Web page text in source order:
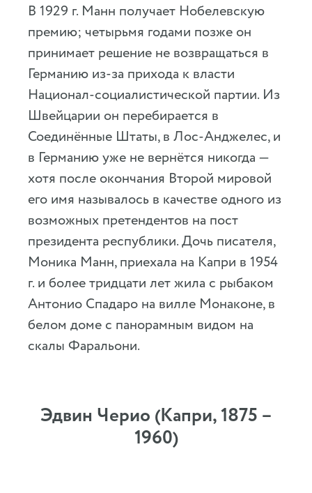
В 1929 г. Манн получает Нобелевскую
премию; четырьмя годами позже он
принимает решение не возвращаться в
Германию из-за прихода к власти
Национал-социалистической партии. Из
Швейцарии он перебирается в
Соединённые Штаты, в Лос-Анджелес, и
в Германию уже не вернётся никогда —
хотя после окончания Второй мировой
его имя называлось в качестве одного из
возможных претендентов на пост
президента республики. Дочь писателя,
Моника Манн, приехала на Капри в 1954
г. и более тридцати лет жила с рыбаком
Антонио Спадаро на вилле Монаконе, в
белом доме с панорамным видом на
скалы Фаральони.
Эдвин Черио (Капри, 1875 –
1960)